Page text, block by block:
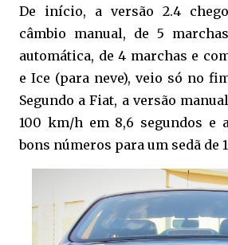
De início, a versão 2.4
câmbio manual, de 5
automática, de 4 marchas e
e Ice (para neve), veio só no
Segundo a Fiat, a versão
100 km/h em 8,6 segundos e
bons números para um sedã de